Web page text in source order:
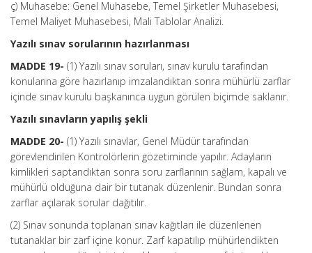
ç) Muhasebe: Genel Muhasebe, Temel Şirketler Muhasebesi,
Temel Maliyet Muhasebesi, Mali Tablolar Analizi.
Yazılı sınav sorularının hazırlanması
MADDE 19- (1) Yazılı sınav soruları, sınav kurulu tarafından
konularına göre hazırlanıp imzalandıktan sonra mühürlü zarflar
içinde sınav kurulu başkanınca uygun görülen biçimde saklanır.
Yazılı sınavların yapılış şekli
MADDE 20- (1) Yazılı sınavlar, Genel Müdür tarafından
görevlendirilen Kontrolörlerin gözetiminde yapılır. Adayların
kimlikleri saptandıktan sonra soru zarflarının sağlam, kapalı ve
mühürlü olduğuna dair bir tutanak düzenlenir. Bundan sonra
zarflar açılarak sorular dağıtılır.
(2) Sınav sonunda toplanan sınav kağıtları ile düzenlenen
tutanaklar bir zarf içine konur. Zarf kapatılıp mühürlendikten